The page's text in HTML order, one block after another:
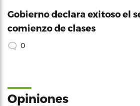
Gobierno declara exitoso el
comienzo de clases
0
Opiniones